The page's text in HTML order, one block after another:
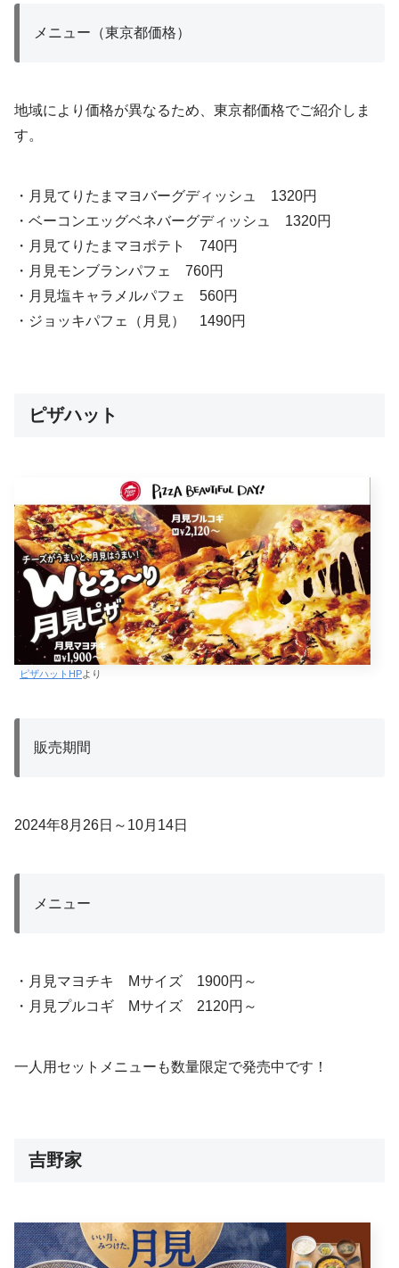
メニュー（東京都価格）
地域により価格が異なるため、東京都価格でご紹介しま
す。
・月見てりたまマヨバーグディッシュ 1320円
・ベーコンエッグベネバーグディッシュ 1320円
・月見てりたまマヨポテト 740円
・月見モンブランパフェ 760円
・月見塩キャラメルパフェ 560円
・ジョッキパフェ（月見） 1490円
ピザハット
ピザハットHPより
販売期間
2024年8月26日～10月14日
メニュー
・月見マヨチキ Mサイズ 1900円～
・月見プルコギ Mサイズ 2120円～
一人用セットメニューも数量限定で発売中です！
吉野家